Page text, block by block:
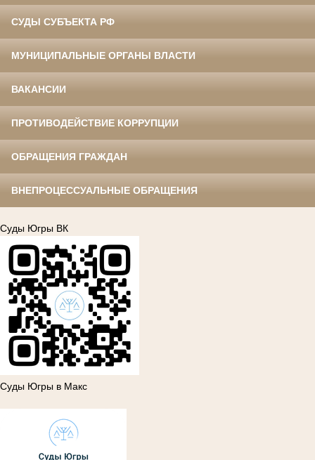
СУДЫ СУБЪЕКТА РФ
МУНИЦИПАЛЬНЫЕ ОРГАНЫ ВЛАСТИ
ВАКАНСИИ
ПРОТИВОДЕЙСТВИЕ КОРРУПЦИИ
ОБРАЩЕНИЯ ГРАЖДАН
ВНЕПРОЦЕССУАЛЬНЫЕ ОБРАЩЕНИЯ
Суды Югры ВК
Суды Югры в Макс